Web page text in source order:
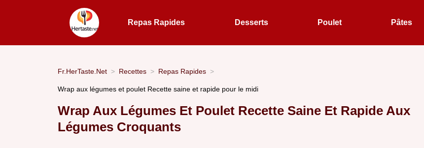
Repas Rapides Desserts Poulet Pâtes
Fr.HerTaste.Net Recettes Repas Rapides
Wrap aux légumes et poulet Recette saine et rapide pour le midi
Wrap Aux Légumes Et Poulet Recette Saine Et Rapide Aux
Légumes Croquants